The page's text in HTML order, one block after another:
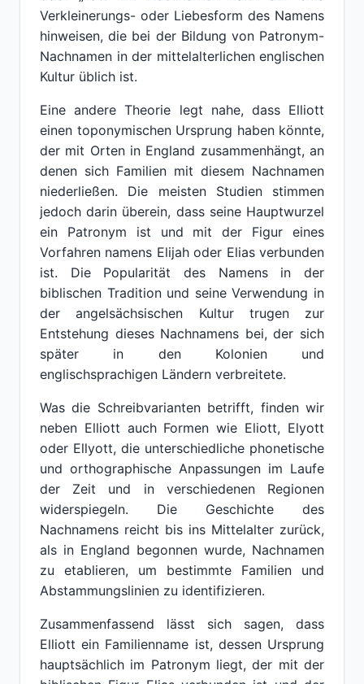
Verkleinerungs- oder Liebesform des Namens
hinweisen, die bei der Bildung von Patronym-
Nachnamen in der mittelalterlichen englischen
Kultur üblich ist.
Eine andere Theorie legt nahe, dass Elliott
einen toponymischen Ursprung haben könnte,
der mit Orten in England zusammenhängt, an
denen sich Familien mit diesem Nachnamen
niederließen. Die meisten Studien stimmen
jedoch darin überein, dass seine Hauptwurzel
ein Patronym ist und mit der Figur eines
Vorfahren namens Elijah oder Elias verbunden
ist. Die Popularität des Namens in der
biblischen Tradition und seine Verwendung in
der angelsächsischen Kultur trugen zur
Entstehung dieses Nachnamens bei, der sich
später in den Kolonien und
englischsprachigen Ländern verbreitete.
Was die Schreibvarianten betrifft, finden wir
neben Elliott auch Formen wie Eliott, Elyott
oder Ellyott, die unterschiedliche phonetische
und orthographische Anpassungen im Laufe
der Zeit und in verschiedenen Regionen
widerspiegeln. Die Geschichte des
Nachnamens reicht bis ins Mittelalter zurück,
als in England begonnen wurde, Nachnamen
zu etablieren, um bestimmte Familien und
Abstammungslinien zu identifizieren.
Zusammenfassend lässt sich sagen, dass
Elliott ein Familienname ist, dessen Ursprung
hauptsächlich im Patronym liegt, der mit der